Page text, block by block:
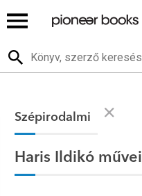
Szépirodalmi
Haris Ildikó művei